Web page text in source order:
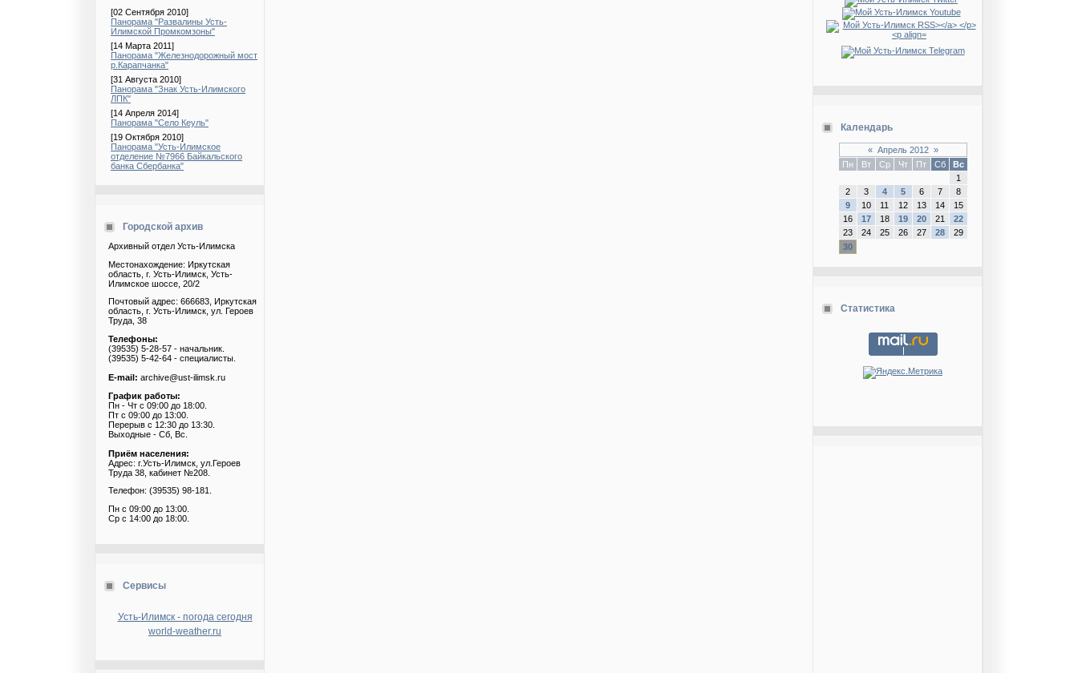
[02 Сентября 2010]
Панорама "Развалины Усть-
Илимской Промкомзоны"
[14 Марта 2011]
Панорама "Железнодорожный мост
р.Карапчанка"
[31 Августа 2010]
Панорама "Знак Усть-Илимского
ЛПК"
[14 Апреля 2014]
Панорама "Село Кеуль"
[19 Октября 2010]
Панорама "Усть-Илимское
отделение №7966 Байкальского
банка Сбербанка"
Городской архив
Архивный отдел Усть-Илимска
Местонахождение: Иркутская
область, г. Усть-Илимск, Усть-
Илимское шоссе, 20/2
Почтовый адрес: 666683, Иркутская
область, г. Усть-Илимск, ул. Героев
Труда, 38
Телефоны:
(39535) 5-28-57 - начальник.
(39535) 5-42-64 - специалисты.
E-mail: archive@ust-ilimsk.ru
График работы:
Пн - Чт с 09:00 до 18:00.
Пт с 09:00 до 13:00.
Перерыв с 12:30 до 13:30.
Выходные - Сб, Вс.
Приём населения:
Адрес: г.Усть-Илимск, ул.Героев
Труда 38, кабинет №208.
Телефон: (39535) 98-181.
Пн с 09:00 до 13:00.
Ср с 14:00 до 18:00.
Сервисы
Усть-Илимск - погода сегодня
world-weather.ru
Календарь
« Апрель 2012 »
Пн
Вт Ср Чт Пт Сб
Вс
1
2
3 4 5 6 7
8
9
10 11 12 13 14
15
16
17 18 19 20 21
22
23
24 25 26 27 28
29
30
Статистика